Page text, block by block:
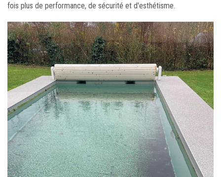
fois plus de performance, de sécurité et d'esthétisme.